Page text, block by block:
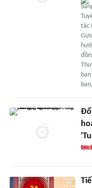
tác